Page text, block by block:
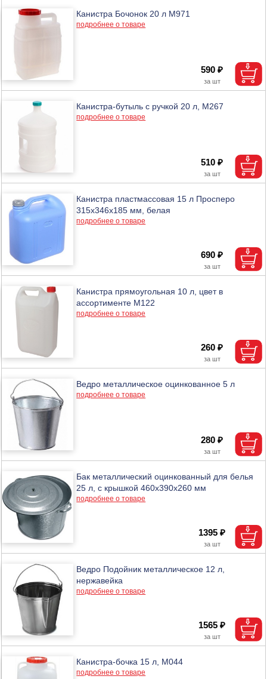
Канистра Бочонок 20 л М971
подробнее о товаре
590 ₽
Канистра-бутыль с ручкой 20 л, М267
подробнее о товаре
510 ₽
Канистра пластмассовая 15 л Просперо
315х346х185 мм, белая
подробнее о товаре
690 ₽
Канистра прямоугольная 10 л, цвет в
ассортименте М122
подробнее о товаре
260 ₽
Ведро металлическое оцинкованное 5 л
подробнее о товаре
280 ₽
Бак металлический оцинкованный для белья
25 л, с крышкой 460х390х260 мм
подробнее о товаре
1395 ₽
Ведро Подойник металлическое 12 л,
нержавейка
подробнее о товаре
1565 ₽
Канистра-бочка 15 л, М044
подробнее о товаре